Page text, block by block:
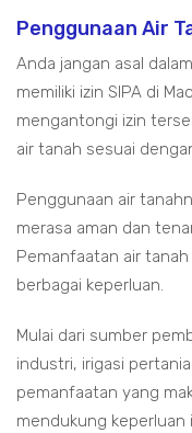
Penggunaan Air
Anda jangan asal
memiliki izin SIPA di
mengantongi izin
air tanah sesuai
Penggunaan air
merasa aman dan
Pemanfaatan air
berbagai keperluan.
Mulai dari sumber
industri, irigasi
pemanfaatan yang
mendukung keperluan